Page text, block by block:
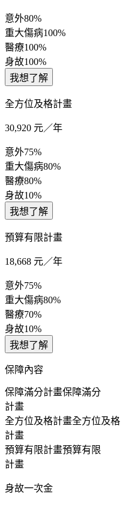
意外80%
重大傷病100%
醫療100%
身故100%
我想了解
全方位及格計畫
30,920 元／年
意外75%
重大傷病80%
醫療80%
身故10%
我想了解
預算有限計畫
18,668 元／年
意外75%
重大傷病80%
醫療70%
身故10%
我想了解
保障內容
保障滿分計畫保障滿分
計畫
全方位及格計畫全方位及格
計畫
預算有限計畫預算有限
計畫
身故一次金